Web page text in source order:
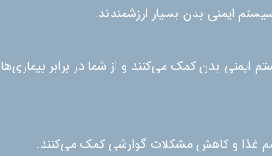
ایمنی بدن بسیار ارزشمندند.
بدن کمک می‌کنند و از شما در برابر بیماری‌ها
غذا و کاهش مشکلات گوارشی کمک می‌کنند.